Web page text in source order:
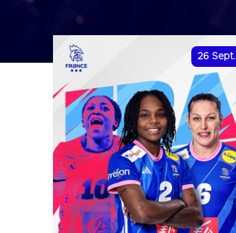
26 Sept.